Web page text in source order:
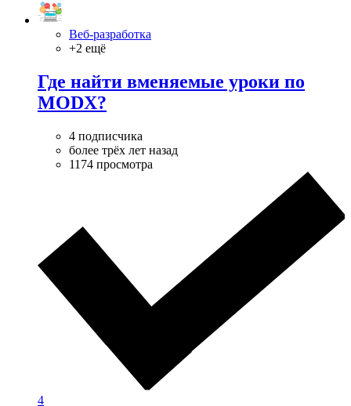
Веб-разработка
+2 ещё
Где найти вменяемые уроки по
MODX?
4 подписчика
более трёх лет назад
1174 просмотра
4